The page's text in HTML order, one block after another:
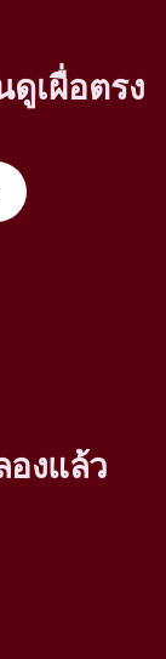
เผื่อตรง
องแล้ว